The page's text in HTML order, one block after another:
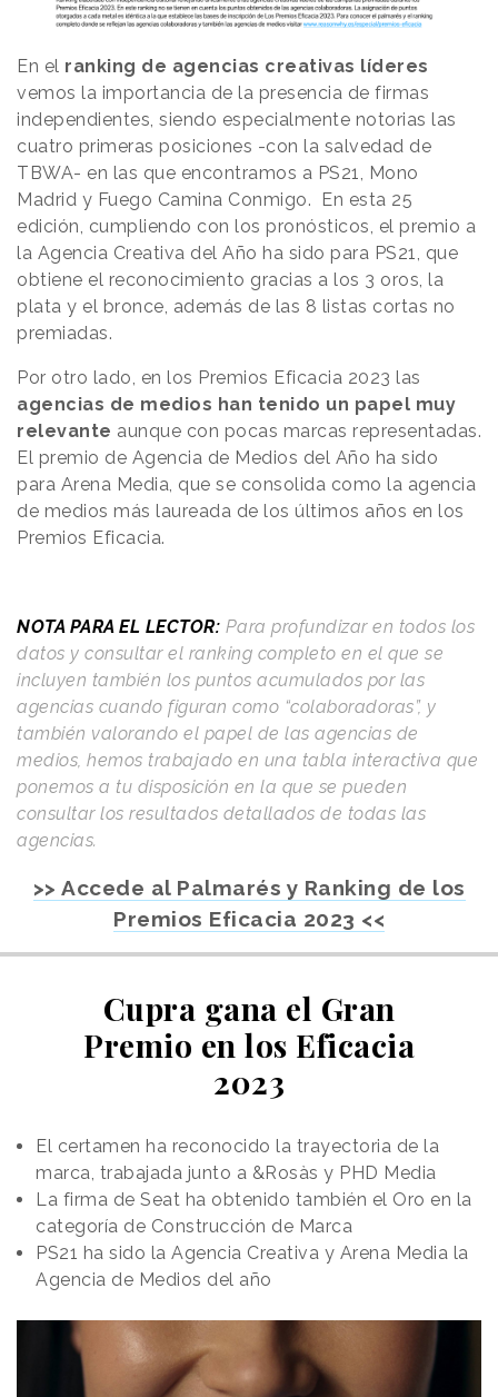
En el ranking de agencias creativas líderes
vemos la importancia de la presencia de firmas
independientes, siendo especialmente notorias las
cuatro primeras posiciones -con la salvedad de
TBWA- en las que encontramos a PS21, Mono
Madrid y Fuego Camina Conmigo. En esta 25
edición, cumpliendo con los pronósticos, el premio a
la Agencia Creativa del Año ha sido para PS21, que
obtiene el reconocimiento gracias a los 3 oros, la
plata y el bronce, además de las 8 listas cortas no
premiadas.
Por otro lado, en los Premios Eficacia 2023 las
agencias de medios han tenido un papel muy
relevante aunque con pocas marcas representadas.
El premio de Agencia de Medios del Año ha sido
para Arena Media, que se consolida como la agencia
de medios más laureada de los últimos años en los
Premios Eficacia.
NOTA PARA EL LECTOR: Para profundizar en todos los
datos y consultar el ranking completo en el que se
incluyen también los puntos acumulados por las
agencias cuando figuran como “colaboradoras”, y
también valorando el papel de las agencias de
medios, hemos trabajado en una tabla interactiva que
ponemos a tu disposición en la que se pueden
consultar los resultados detallados de todas las
agencias.
>> Accede al Palmarés y Ranking de los
Premios Eficacia 2023 <<
Cupra gana el Gran
Premio en los Eficacia
2023
El certamen ha reconocido la trayectoria de la
marca, trabajada junto a &Rosàs y PHD Media
La firma de Seat ha obtenido también el Oro en la
categoría de Construcción de Marca
PS21 ha sido la Agencia Creativa y Arena Media la
Agencia de Medios del año